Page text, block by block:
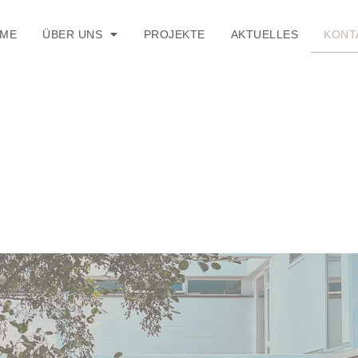
ÜBER UNS PROJEKTE AKTUELLES